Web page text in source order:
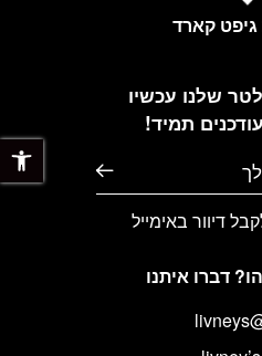
שלנו עכשיו
תמיד!
דיוור באימייל
דברו איתנו
קארד